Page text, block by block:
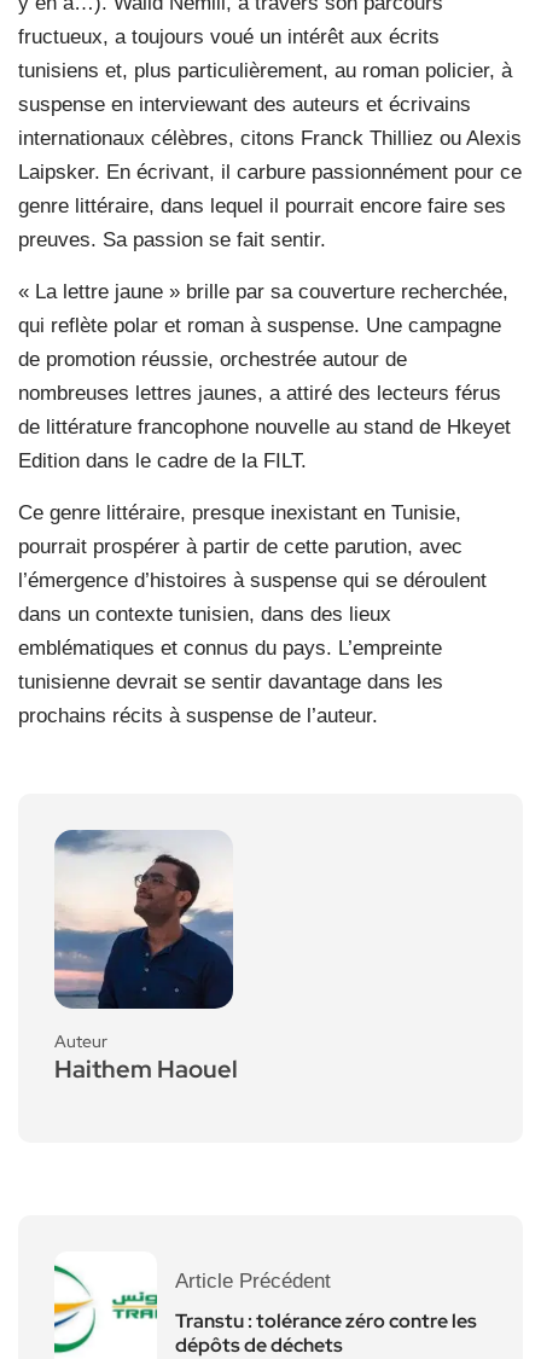
fructueux, a toujours voué un intérêt aux écrits
tunisiens et, plus particulièrement, au roman policier, à
suspense en interviewant des auteurs et écrivains
internationaux célèbres, citons Franck Thilliez ou Alexis
Laipsker. En écrivant, il carbure passionnément pour ce
genre littéraire, dans lequel il pourrait encore faire ses
preuves. Sa passion se fait sentir.
« La lettre jaune » brille par sa couverture recherchée,
qui reflète polar et roman à suspense. Une campagne
de promotion réussie, orchestrée autour de
nombreuses lettres jaunes, a attiré des lecteurs férus
de littérature francophone nouvelle au stand de Hkeyet
Edition dans le cadre de la FILT.
Ce genre littéraire, presque inexistant en Tunisie,
pourrait prospérer à partir de cette parution, avec
l’émergence d’histoires à suspense qui se déroulent
dans un contexte tunisien, dans des lieux
emblématiques et connus du pays. L’empreinte
tunisienne devrait se sentir davantage dans les
prochains récits à suspense de l’auteur.
Auteur
Haithem Haouel
Article Précédent
Transtu : tolérance zéro contre les
dépôts de déchets